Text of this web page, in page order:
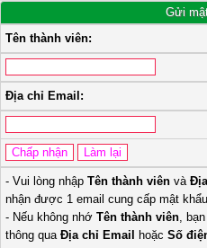
Gửi
Tên thành viên:
Địa chỉ Email:
- Vui lòng nhập Tên thành viên và
nhận được 1 email cung cấp mật
- Nếu không nhớ Tên thành viên,
thông qua Địa chỉ Email hoặc Số